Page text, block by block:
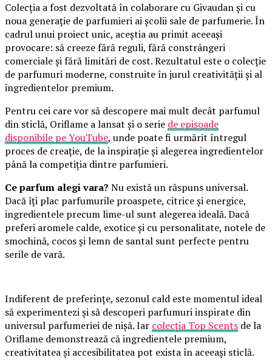
Colecția a fost dezvoltată în colaborare cu Givaudan și cu
noua generație de parfumieri ai școlii sale de parfumerie. În
cadrul unui proiect unic, aceștia au primit aceeași
provocare: să creeze fără reguli, fără constrângeri
comerciale și fără limitări de cost. Rezultatul este o colecție
de parfumuri moderne, construite în jurul creativității și al
ingredientelor premium.
Pentru cei care vor să descopere mai mult decât parfumul
din sticlă, Oriflame a lansat și o serie de episoade
disponibile pe YouTube, unde poate fi urmărit întregul
proces de creație, de la inspirație și alegerea ingredientelor
până la competiția dintre parfumieri.
Ce parfum alegi vara? Nu există un răspuns universal.
Dacă îți plac parfumurile proaspete, citrice și energice,
ingredientele precum lime-ul sunt alegerea ideală. Dacă
preferi aromele calde, exotice și cu personalitate, notele de
smochină, cocos și lemn de santal sunt perfecte pentru
serile de vară.
Indiferent de preferințe, sezonul cald este momentul ideal
să experimentezi și să descoperi parfumuri inspirate din
universul parfumeriei de nișă. Iar colecția Top Scents de la
Oriflame demonstrează că ingredientele premium,
creativitatea și accesibilitatea pot exista în aceeași sticlă.